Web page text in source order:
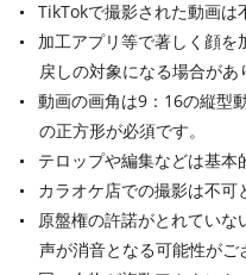
TikTokで撮影された動画は
加工アプリ等で著しく顔を
戻しの対象になる場合があ
動画の画角は9：16の縦型
の正方形が必須です。
テロップや編集などは基本
カラオケ店での撮影は不可
原盤権の許諾がとれてい
声が消音となる可能性がご